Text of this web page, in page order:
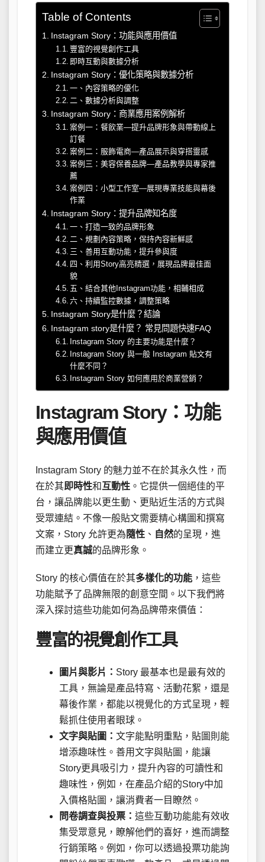
Table of Contents
Instagram Story：功能與應用價值
豐富的視覺創作工具
即時互動與數據分析
Instagram Story：優化策略與數據分析
一、內容策略的優化
二、數據分析與調整
Instagram Story：商業應用案例解析
案例一：餐飲業—提升品牌形象與帶動線上
訂餐
案例二：服飾電商—產品展示與穿搭靈感
案例三：美容保養品牌—產品教學與專家推
薦
案例四：小型工作室—展現專業技能與幕後
作業
Instagram Story：提升品牌知名度
一、打造一致的品牌形象
二、規劃內容策略，保持內容新鮮感
三、善用互動功能，提升參與度
四、利用Story高亮精選，展現品牌最佳面
貌
五、結合其他Instagram功能，相輔相成
六、持續監控數據，調整策略
Instagram Story是什麼？結論
Instagram story是什麼？ 常見問題快速FAQ
Instagram Story 的主要功能是什麼？
Instagram Story 與一般 Instagram 貼文有
什麼不同？
Instagram Story 如何應用於商業營銷？
Instagram Story：功能
與應用價值
Instagram Story 的魅力並不在於其永久性，而
在於其即時性和互動性 。它提供一個絕佳的平
台，讓品牌能以更生動、更貼近生活的方式與
受眾連結。不像一般貼文需要精心構圖和撰寫
文案，Story 允許更為隨性 、 自然的呈現，進
而建立更真誠的品牌形象。
Story 的核心價值在於其多樣化的功能 ，這些
功能賦予了品牌無限的創意空間。以下我們將
深入探討這些功能如何為品牌帶來價值：
豐富的視覺創作工具
圖片與影片： Story 最基本也是最有效的
工具，無論是產品特寫、活動花絮，還是
幕後作業，都能以視覺化的方式呈現，輕
鬆抓住使用者眼球。
文字與貼圖： 文字能點明重點，貼圖則能
增添趣味性。善用文字與貼圖，能讓
Story更具吸引力，提升內容的可讀性和
趣味性，例如，在產品介紹的Story中加
入價格貼圖，讓消費者一目瞭然。
問卷調查與投票： 這些互動功能能有效收
集受眾意見，瞭解他們的喜好，進而調整
行銷策略。例如，你可以透過投票功能詢